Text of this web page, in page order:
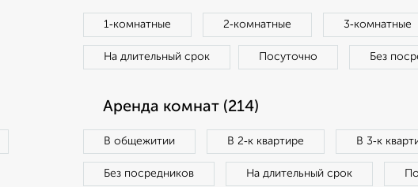
1‑комнатные 2‑комнатные 3‑комнатные
На длительный срок Посуточно Без
Аренда комнат (214)
В общежитии В 2‑к квартире В 3‑к
Без посредников На длительный срок